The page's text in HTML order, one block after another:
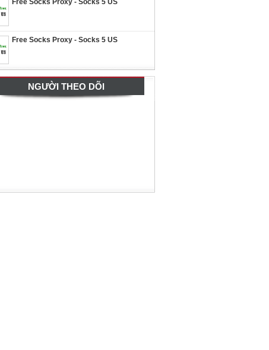
Free Socks Proxy - Socks 5 US
Free Socks Proxy - Socks 5 US
NGƯỜI THEO DÕI